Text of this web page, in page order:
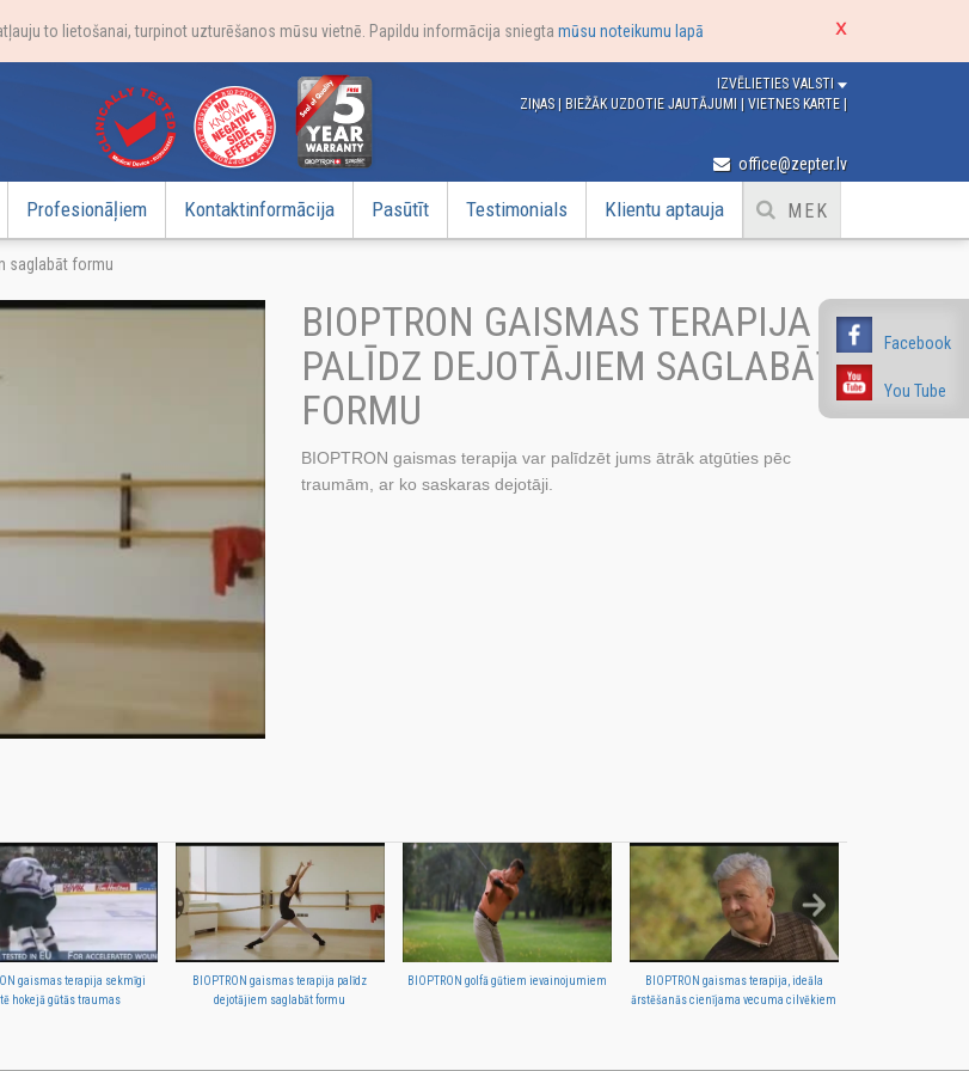
to lietošanai, turpinot uzturēšanos mūsu vietnē. Papildu informācija sniegta mūsu noteikumu lapā
Facebook
You Tube
IZVĒLIETIES VALSTI
ZIŅAS | BIEŽĀK UZDOTIE JAUTĀJUMI | VIETNES KARTE |
office@zepter.lv
Profesionāļiem Kontaktinformācija Pasūtīt Testimonials Klientu aptauja
saglabāt formu
BIOPTRON GAISMAS TERAPIJA
PALĪDZ DEJOTĀJIEM SAGLABĀT
FORMU
BIOPTRON gaismas terapija var palīdzēt jums ātrāk atgūties pēc
traumām, ar ko saskaras dejotāji.
gaismas terapija sekmīgi
hokejā gūtās traumas
BIOPTRON gaismas terapija palīdz
dejotājiem saglabāt formu
BIOPTRON golfā gūtiem ievainojumiem
BIOPTRON gaismas terapija, ideāla
ārstēšanās cienījama vecuma cilvēkiem